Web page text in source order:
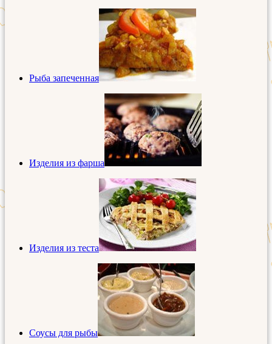
Рыба запеченная
Изделия из фарша
Изделия из теста
Соусы для рыбы